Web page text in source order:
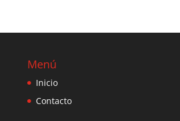
Menú
Inicio
Contacto